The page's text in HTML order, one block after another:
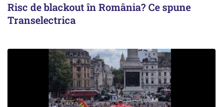
Risc de blackout în România? Ce spune
Transelectrica